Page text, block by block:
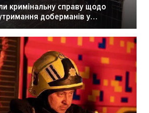
кримінальну справу щодо
доберманів у